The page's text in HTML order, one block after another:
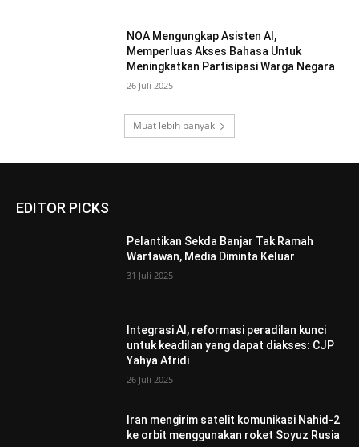
NOA Mengungkap Asisten AI,
Memperluas Akses Bahasa Untuk
Meningkatkan Partisipasi Warga Negara
26 Juli 2025
Muat lebih banyak
EDITOR PICKS
Pelantikan Sekda Banjar Tak Ramah
Wartawan, Media Diminta Keluar
31 Juli 2025
Integrasi AI, reformasi peradilan kunci
untuk keadilan yang dapat diakses: CJP
Yahya Afridi
26 Juli 2025
Iran mengirim satelit komunikasi Nahid-2
ke orbit menggunakan roket Soyuz Rusia